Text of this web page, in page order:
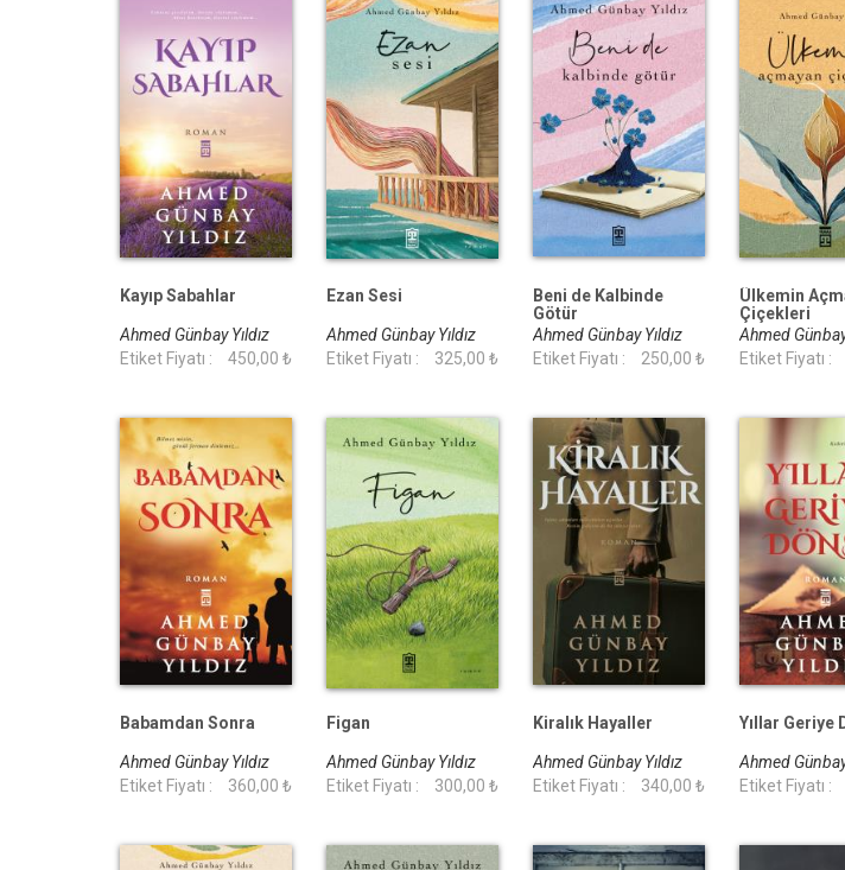
Kayıp Sabahlar
Ahmed Günbay Yıldız
Etiket Fiyatı :
450,00 ₺
Ezan Sesi
Ahmed Günbay Yıldız
Etiket Fiyatı :
325,00 ₺
Beni de Kalbinde
Götür
Ahmed Günbay Yıldız
Etiket Fiyatı :
250,00 ₺
Ülkemin
Çiçekleri
Ahmed Günbay
Etiket Fiyatı :
Babamdan Sonra
Ahmed Günbay Yıldız
Etiket Fiyatı :
360,00 ₺
Figan
Ahmed Günbay Yıldız
Etiket Fiyatı :
300,00 ₺
Kiralık Hayaller
Ahmed Günbay Yıldız
Etiket Fiyatı :
340,00 ₺
Yıllar Geriye
Ahmed Günbay
Etiket Fiyatı :